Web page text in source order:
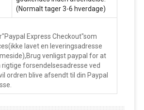
(Normalt tager 3-6 hverdage)
Express Checkout"som
lavet en leveringsadresse
venligst paypal for at
forsendelsesadresse ved
ordren blive afsendt til din Paypal